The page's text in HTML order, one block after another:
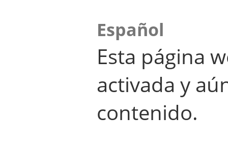
Español
Esta página
activada y
contenido.